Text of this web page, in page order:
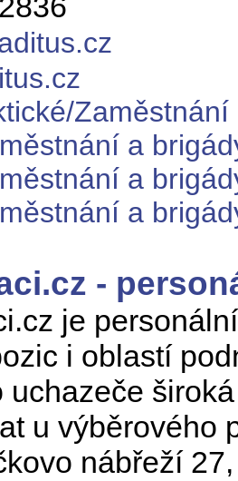
a
a
a
-
je
i oblastí
uchazeče
u výběrového
nábřeží